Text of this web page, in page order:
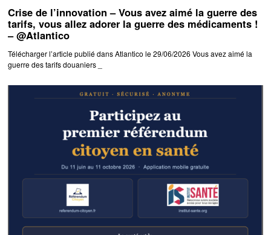
Crise de l’innovation – Vous avez aimé la guerre des
tarifs, vous allez adorer la guerre des médicaments !
– @Atlantico
Télécharger l’article publié dans Atlantico le 29/06/2026 Vous avez aimé la
guerre des tarifs douaniers _